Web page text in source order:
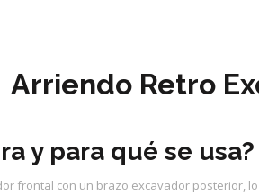
Arriendo Retro
y para qué se usa?
frontal con un brazo excavador posterior,